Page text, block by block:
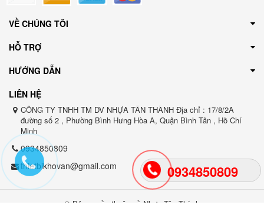
VỀ CHÚNG TÔI
HỖ TRỢ
HƯỚNG DẪN
LIÊN HỆ
CÔNG TY TNHH TM DV NHỰA TÂN THÀNH Địa chỉ : 17/8/2A
đường số 2 , Phường Bình Hưng Hòa A, Quận Bình Tân , Hồ Chí
Minh
0934850809
thietbikhovan@gmail.com
© Bản quyền thuộc về Nhựa Tân Thành
0934850809